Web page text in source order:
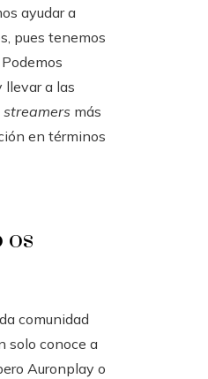
ayudar a
pues tenemos
llevar a las
streamers más
en términos
os
comunidad
solo conoce a
Auronplay o